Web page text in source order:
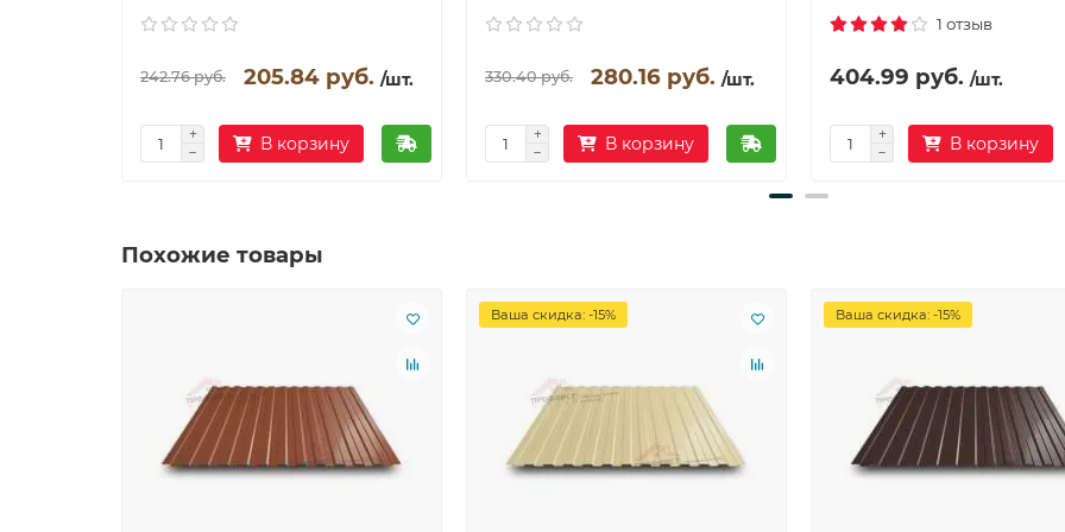
242.76 руб. 205.84 руб. /шт.
В корзину
330.40 руб. 280.16 руб. /шт.
В корзину
1 отзыв
404.99 руб. /шт.
В корзину
Похожие товары
Ваша скидка: -15% Ваша скидка: -15%